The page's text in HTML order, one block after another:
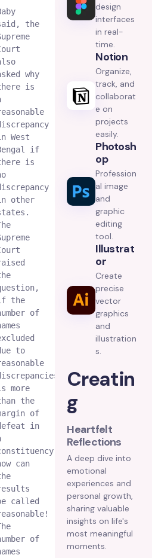
the
why
is
West
if
is
other
the
of
to
more
the
of
in
can
called
of
design
interfaces
in real-
time.
Notion
Organize,
track, and
collaborat
e on
projects
easily.
Photosh
Op
Profession
al image
and
graphic
editing
tool.
Illustrat
Or
Create
precise
vector
graphics
and
illustration
s.
Creatin
g
Heartfelt
Reflections
A deep dive into
emotional
experiences and
personal growth,
sharing valuable
insights on life's
most meaningful
moments.